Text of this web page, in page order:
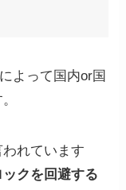
よって国内or国
われています
クを回避する